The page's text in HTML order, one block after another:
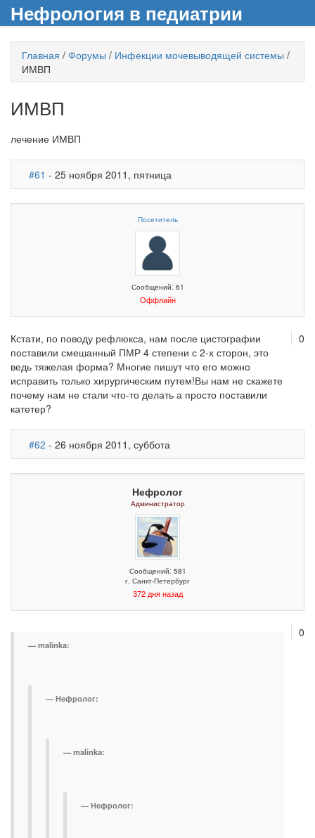
Нефрология в педиатрии
Главная / Форумы / Инфекции мочевыводящей системы /
ИМВП
ИМВП
лечение ИМВП
#61 - 25 ноября 2011, пятница
Посетитель
Сообщений: 61
Оффлайн
0
Кстати, по поводу рефлюкса, нам после цистографии
поставили смешанный ПМР 4 степени с 2-х сторон, это
ведь тяжелая форма? Многие пишут что его можно
исправить только хирургическим путем!Вы нам не скажете
почему нам не стали что-то делать а просто поставили
катетер?
#62 - 26 ноября 2011, суббота
Нефролог
Администратор
Сообщений: 581
г. Санкт-Петербург
372 дня назад
0
malinka:
Нефролог:
malinka:
Нефролог: